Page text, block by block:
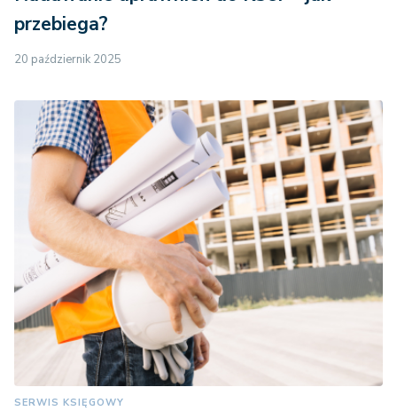
przebiega?
20 październik 2025
SERWIS KSIĘGOWY